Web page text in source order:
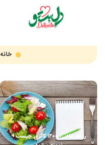
خانه
رژیم غذایی ۱۲۰۰ کالری چیست +